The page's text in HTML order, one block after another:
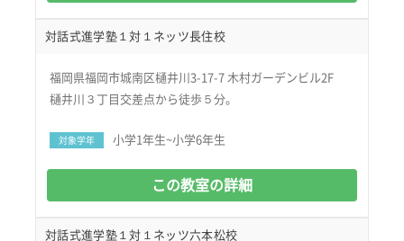
対話式進学塾１対１ネッツ長住校
福岡県福岡市城南区樋井川3-17-7 木村ガーデンビル2F
樋井川３丁目交差点から徒歩５分。
対象学年 小学1年生~小学6年生
この教室の詳細
対話式進学塾１対１ネッツ六本松校